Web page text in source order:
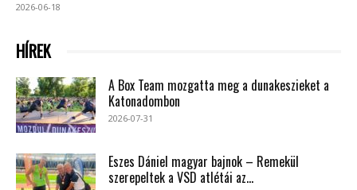
2026-06-18
HÍREK
A Box Team mozgatta meg a dunakeszieket a
Katonadombon
2026-07-31
Eszes Dániel magyar bajnok – Remekül
szerepeltek a VSD atlétái az...